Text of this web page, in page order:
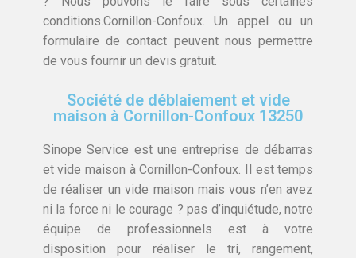
conditions.Cornillon-Confoux. Un appel ou un
formulaire de contact peuvent nous permettre
de vous fournir un devis gratuit.
Société de déblaiement et vide
maison à Cornillon-Confoux 13250
Sinope Service est une entreprise de débarras
et vide maison à Cornillon-Confoux. Il est temps
de réaliser un vide maison mais vous n’en avez
ni la force ni le courage ? pas d’inquiétude, notre
équipe de professionnels est à votre
disposition pour réaliser le tri, rangement,